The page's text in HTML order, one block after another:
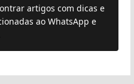
artigos com dicas e
ao WhatsApp e